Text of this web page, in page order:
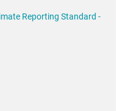
Reporting Standard -